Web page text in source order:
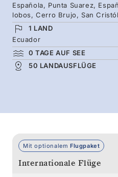
Española, Punta Suarez,
lobos, Cerro Brujo, San
1 LAND
Ecuador
0 TAGE AUF SEE
50 LANDAUSFLÜGE
Mit optionalem Flugpaket
Internationale Flüge